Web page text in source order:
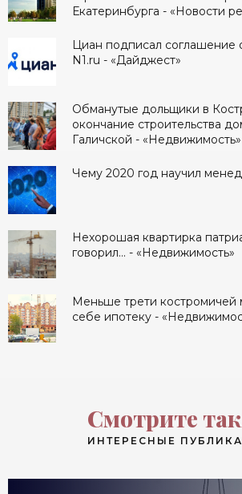
Екатеринбурга - «Новости
Циан подписал соглашение
N1.ru - «Дайджест»
Обманутые дольщики в
окончание строительства
Галичской - «Недвижимость»
Чему 2020 год научил
Нехорошая квартирка
говорил... - «Недвижимость»
Меньше трети костромичей
себе ипотеку -
Смотрите
ИНТЕРЕСНЫЕ